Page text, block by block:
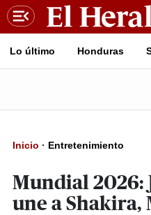
Lo último Honduras
Inicio · Entretenimiento
Mundial 2026:
une a Shakira,